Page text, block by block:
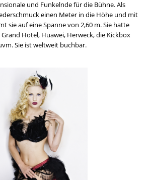
und Funkelnde für die Bühne. Als
einen Meter in die Höhe und mit
sie auf eine Spanne von 2,60 m. Sie hatte
Hotel, Huawei, Herweck, die Kickbox
Sie ist weltweit buchbar.